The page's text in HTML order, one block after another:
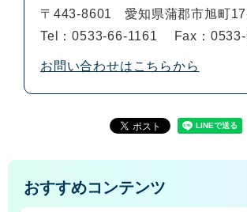
〒443-8601
愛知県蒲郡市旭町
Tel：0533-66-1161
Fax：
お問い合わせはこちらから
おすすめコンテンツ